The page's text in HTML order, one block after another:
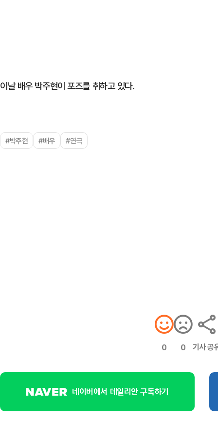
이날 배우 박주현이 포즈를 취하고 있다.
#박주현 #배우 #연극
0 0 기사 공
네이버에서 데일리안 구독하기